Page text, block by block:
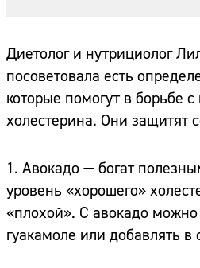
Диетолог и нутрициолог
посоветовала есть
которые помогут в борьбе
холестерина. Они защитят
1. Авокадо — богат
уровень «хорошего»
«плохой». С авокадо можно
гуакамоле или добавлять в